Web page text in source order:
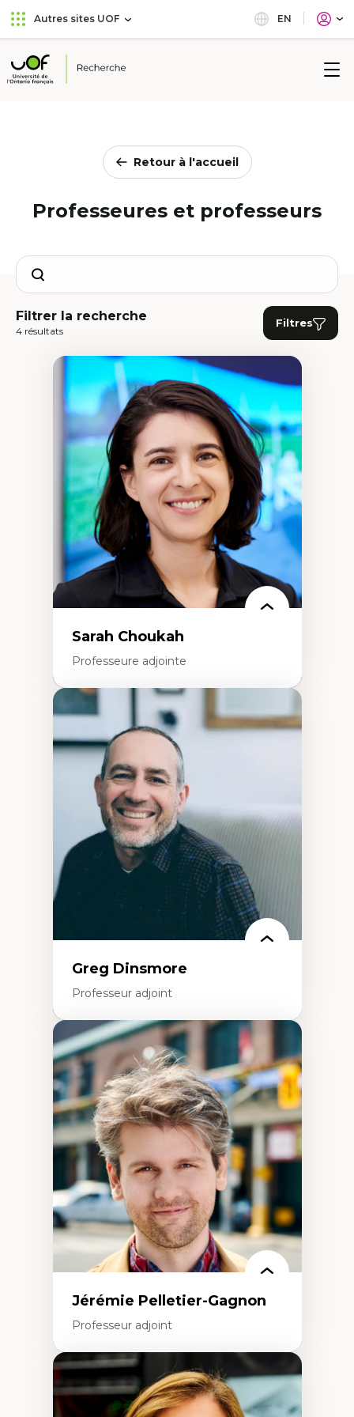
Aller
au
principal
Passer
au
Autres sites UOF EN
Université
Retour à l'accueil
Professeures et professeurs
Search
Filtrer la recherche
4 résultats
Filtres
Sarah Choukah
Professeure adjointe
Expertises
Démocratisation des nouvelles
technologies et biotechnologies
Données ouvertes
Bioart, programmation et électronique
créatives
Histoire sociale et culturelle des
technologies numériques
Résistances et droits numériques
Internet des objets
Métavers
Problématiques relatives à l’intelligence
artificielle, l’apprentissage machine et les
Féminismes et nouvelles technologies
Greg Dinsmore
Professeur adjoint
Expertises
Fragmentation des auditoires médiatiques
Analyse multi-plateforme des auditoires
médiatiques
Analyse des comportements numériques à
travers les données massives et l’IA
Recherche quantitative et qualitative sur
les auditoires médiatiques
Épistémologie des techniques de recherche
numérique et l’IA
Théorie des droits de la personne
La pensée politique d’Hannah Arendt
La pensée politique à l’ère numérique
Justice internationale et normes
internationales
Jérémie Pelletier-Gagnon
Professeur adjoint
Expertises
Études du jeu vidéo
Fouille de textes